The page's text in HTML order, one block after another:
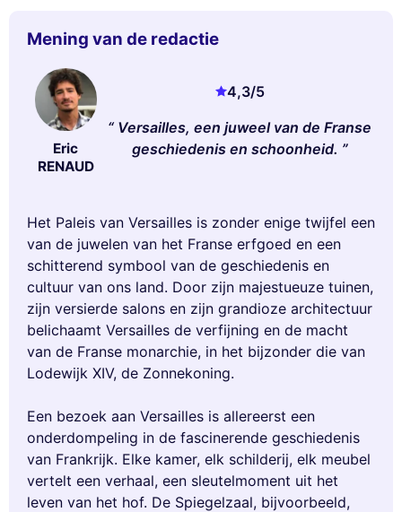
Mening van de redactie
Eric
RENAUD
4,3/5
Versailles, een juweel van de Franse
geschiedenis en schoonheid.
Het Paleis van Versailles is zonder enige twijfel een
van de juwelen van het Franse erfgoed en een
schitterend symbool van de geschiedenis en
cultuur van ons land. Door zijn majestueuze tuinen,
zijn versierde salons en zijn grandioze architectuur
belichaamt Versailles de verfijning en de macht
van de Franse monarchie, in het bijzonder die van
Lodewijk XIV, de Zonnekoning.
Een bezoek aan Versailles is allereerst een
onderdompeling in de fascinerende geschiedenis
van Frankrijk. Elke kamer, elk schilderij, elk meubel
vertelt een verhaal, een sleutelmoment uit het
leven van het hof. De Spiegelzaal, bijvoorbeeld,